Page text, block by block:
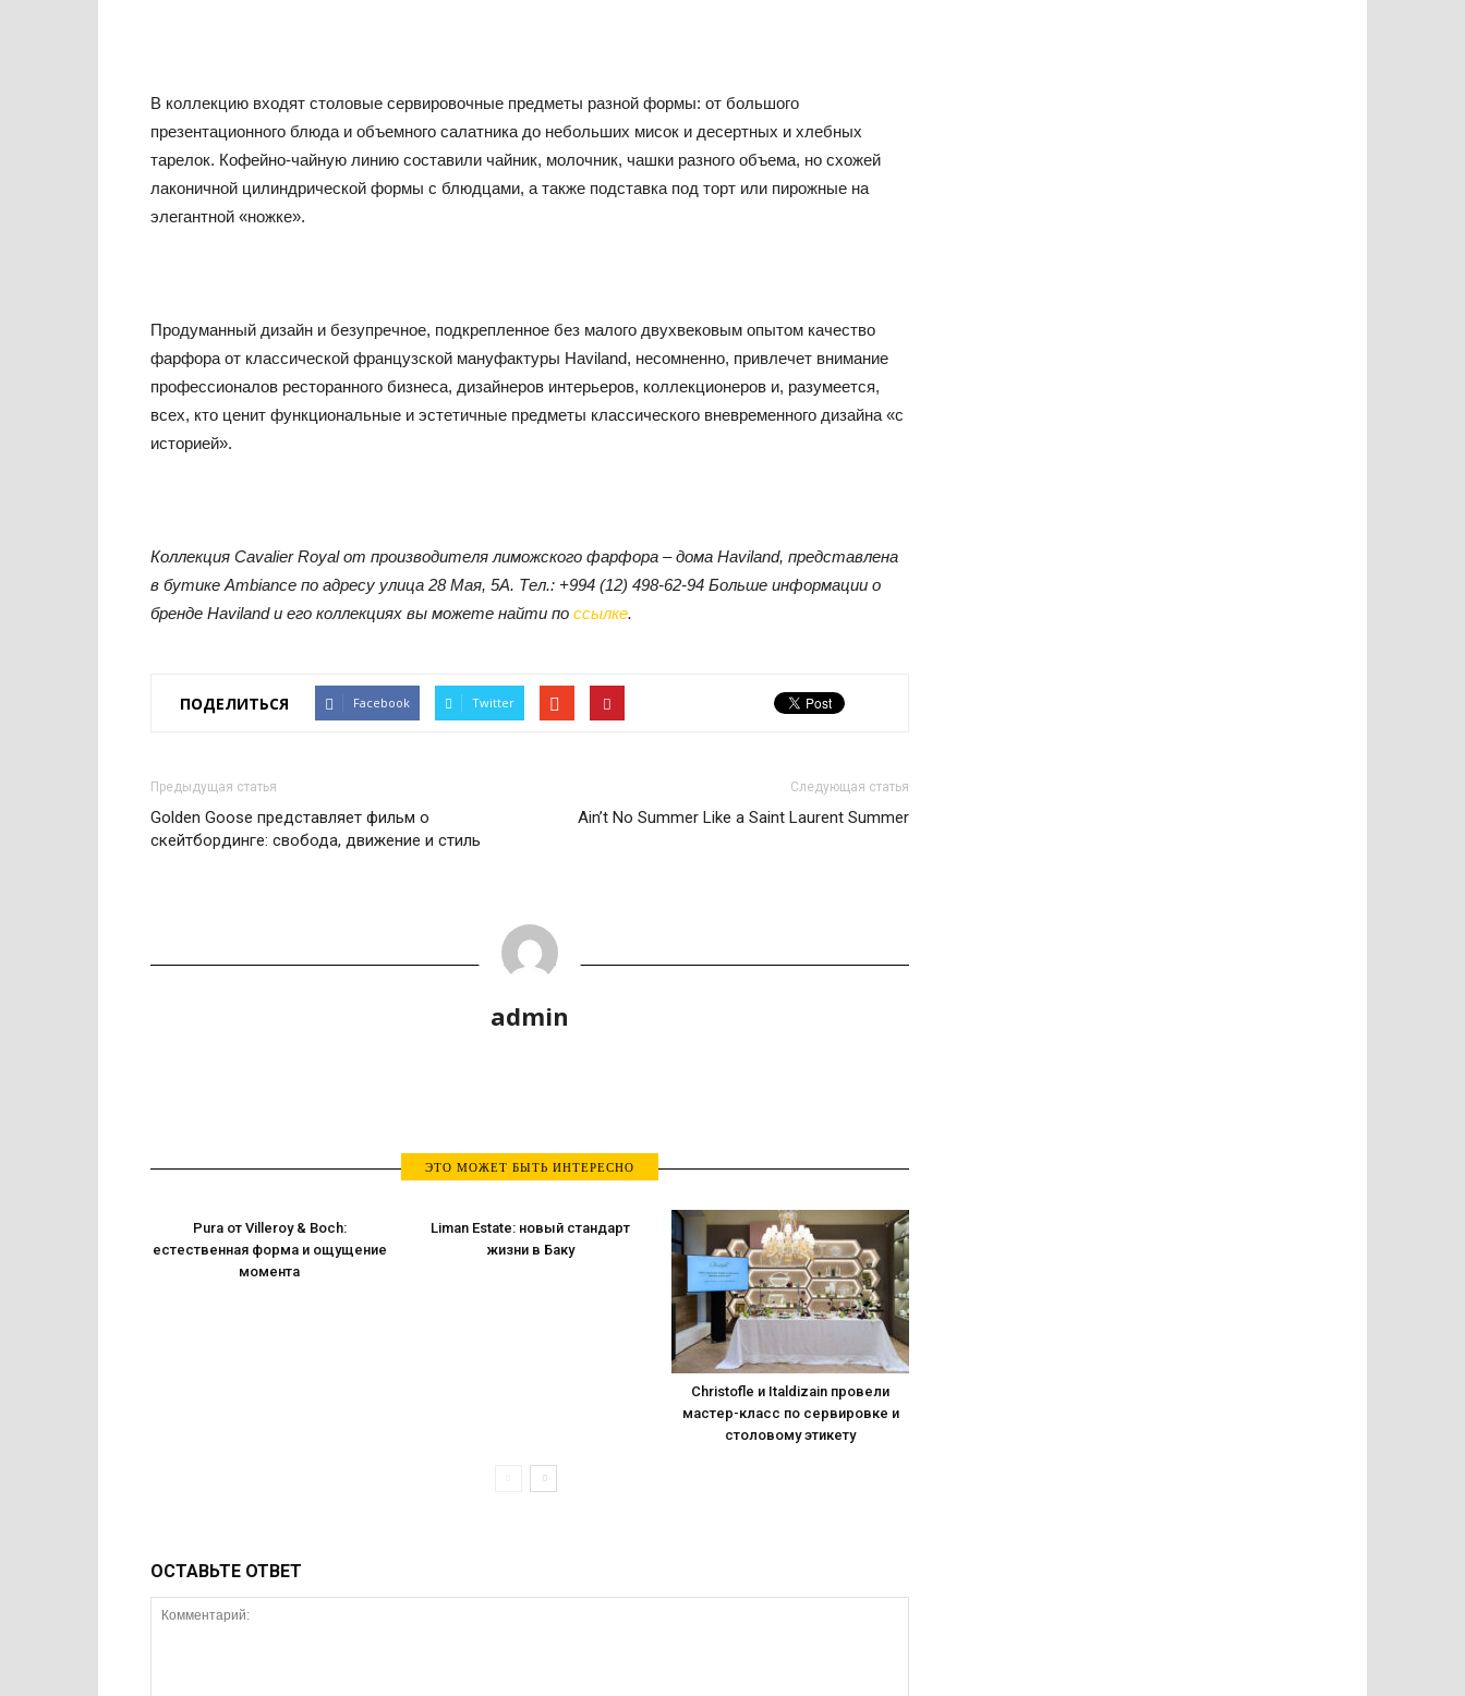
В коллекцию входят столовые сервировочные предметы разной формы: от большого
презентационного блюда и объемного салатника до небольших мисок и десертных и хлебных
тарелок. Кофейно-чайную линию составили чайник, молочник, чашки разного объема, но схожей
лаконичной цилиндрической формы с блюдцами, а также подставка под торт или пирожные на
элегантной «ножке».
Продуманный дизайн и безупречное, подкрепленное без малого двухвековым опытом качество
фарфора от классической французской мануфактуры Haviland, несомненно, привлечет внимание
профессионалов ресторанного бизнеса, дизайнеров интерьеров, коллекционеров и, разумеется,
всех, кто ценит функциональные и эстетичные предметы классического вневременного дизайна «с
историей».
Коллекция Cavalier Royal от производителя лиможского фарфора – дома Haviland, представлена
в бутике Ambiance по адресу улица 28 Мая, 5А. Тел.: +994 (12) 498-62-94 Больше информации о
бренде Haviland и его коллекциях вы можете найти по ссылке.
ПОДЕЛИТЬСЯ Facebook Twitter
Предыдущая статья
Golden Goose представляет фильм о
скейтбординге: свобода, движение и стиль
Следующая статья
Ain’t No Summer Like a Saint Laurent Summer
admin
ЭТО МОЖЕТ БЫТЬ ИНТЕРЕСНО
Pura от Villeroy & Boch:
естественная форма и ощущение
момента
Liman Estate: новый стандарт
жизни в Баку
Christofle и Italdizain провели
мастер-класс по сервировке и
столовому этикету
ОСТАВЬТЕ ОТВЕТ